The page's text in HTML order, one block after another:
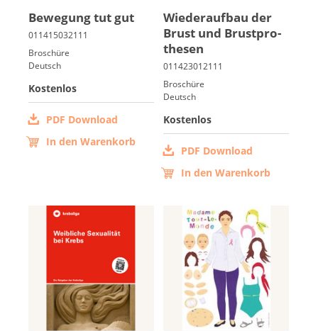
Be­we­gung tut gut
Broschüre
Deutsch
Kostenlos
PDF Download
In den Warenkorb
Wie­der­auf­bau der
Brust und Brust­pro­
the­sen
Broschüre
Deutsch
Kostenlos
PDF Download
In den Warenkorb